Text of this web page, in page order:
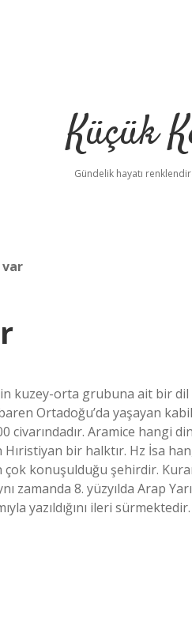
Küçük
Gündelik hayatı
var
kuzey-orta grubuna ait bir dil
Ortadoğu’da yaşayan
civarındadır. Aramice hangi
bir halktır. Hz İsa
çok konuşulduğu şehirdir.
zamanda 8. yüzyılda Arap
yazıldığını ileri